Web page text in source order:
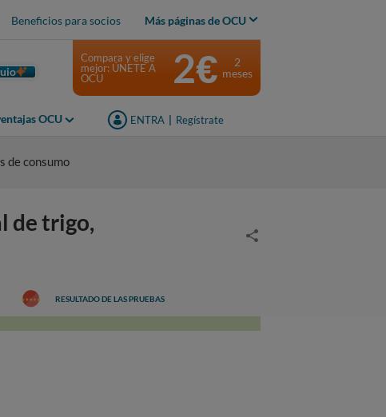
Beneficios para socios Más páginas de OCU
OCU ENTRA Regístrate
Compara y elige
mejor: ÚNETE A
OCU
2€
2
meses
de consumo
de trigo,
RESULTADO DE LAS PRUEBAS